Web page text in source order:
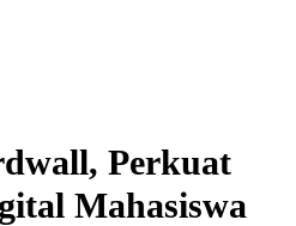
Perkuat
Mahasiswa